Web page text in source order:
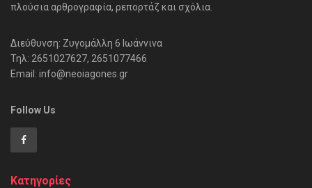
πλούσια αρθρογραφία, ρεπορτάζ και σχόλια.
Διεύθυνση: Ζυγομάλλη 6 Ιωάννινα
Τηλ: 2651027627, 2651077466
Email: info@neoiagones.gr
Follow Us
Κατηγορίες